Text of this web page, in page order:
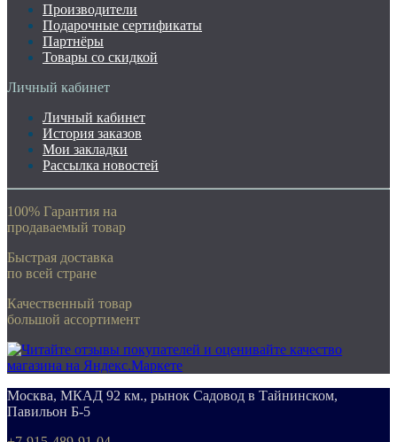
Производители
Подарочные сертификаты
Партнёры
Товары со скидкой
Личный кабинет
Личный кабинет
История заказов
Мои закладки
Рассылка новостей
100% Гарантия на
продаваемый товар
Быстрая доставка
по всей стране
Качественный товар
большой ассортимент
Москва, МКАД 92 км., рынок Садовод в Тайнинском,
Павильон Б-5